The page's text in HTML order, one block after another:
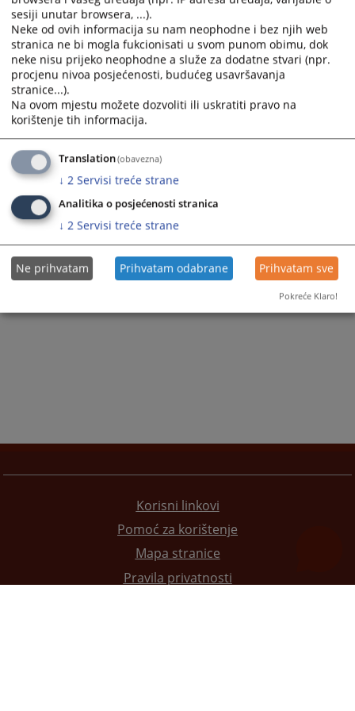
51 0 P 167170 25 Gz 2
140PREGLEDA
Korisni linkovi
Pomoć za korištenje
Mapa stranice
Pravila privatnosti
sesiji unutar browsera, ...).
Neke od ovih informacija su nam neophodne i bez njih web
stranica ne bi mogla fukcionisati u svom punom obimu, dok
neke nisu prijeko neophodne a služe za dodatne stvari (npr.
procjenu nivoa posjećenosti, budućeg usavršavanja
stranice...).
Na ovom mjestu možete dozvoliti ili uskratiti pravo na
korištenje tih informacija.
Translation(obavezna)
↓ 2 Servisi treće strane
Analitika o posjećenosti stranica
↓ 2 Servisi treće strane
Ne prihvatam Prihvatam odabrane Prihvatam sve
Pokreće Klaro!